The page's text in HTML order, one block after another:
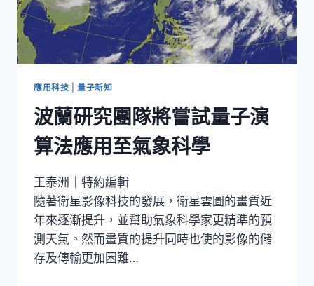
應用科技 |量子新知
波蘭研究團隊將嘗試量子演
算法應用至氣象科學
王泰洲｜特約編輯
隨著衛星影像科技的發展，衛星雲圖的畫質近
年來逐漸提升，並幫助氣象科學家更精準的預
測天氣。然而畫質的提升同時也使的影像的儲
存及傳輸更加困難…